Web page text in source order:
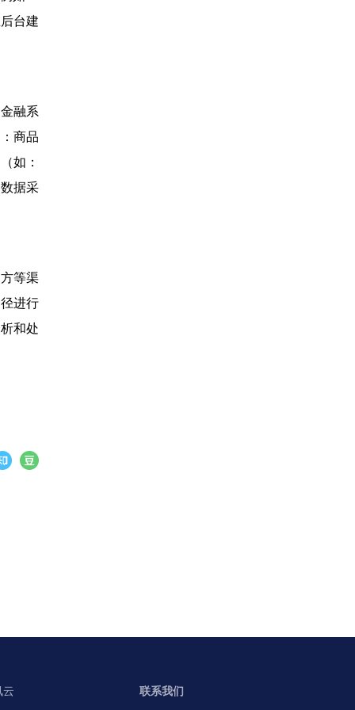
台建
融系
商品
如：
据采
等渠
进行
和处
云 联系我们